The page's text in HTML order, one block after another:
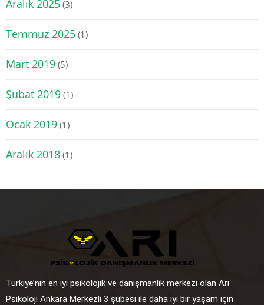
Aralık 2025 (3)
Temmuz 2025 (1)
Mart 2019 (5)
Şubat 2019 (1)
Ocak 2019 (1)
Aralık 2018 (1)
Türkiye’nin en iyi psikolojik ve danışmanlık merkezi olan Arı
Psikoloji Ankara Merkezli 3 şubesi ile daha iyi bir yaşam için